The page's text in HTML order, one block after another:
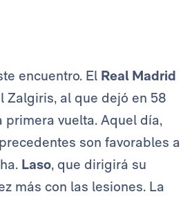
encuentro. El Real Madrid
Zalgiris, al que dejó en 58
vuelta. Aquel día,
son favorables a
Laso, que dirigirá su
más con las lesiones. La